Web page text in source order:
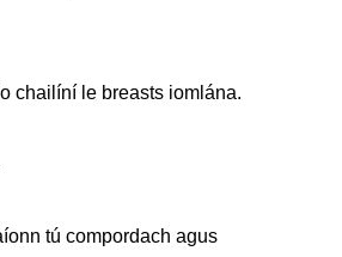
chailíní le breasts iomlána.
tú compordach agus